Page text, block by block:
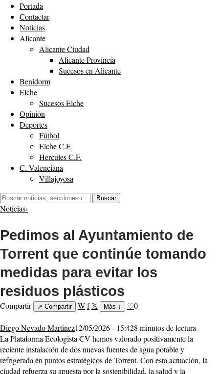
Portada
Contactar
Noticias
Alicante
Alicante Ciudad
Alicante Provincia
Sucesos en Alicante
Benidorm
Elche
Sucesos Elche
Opinión
Deportes
Fútbol
Elche C.F.
Hercules C.F.
C. Valenciana
Villajoyosa
Buscar:
Buscar
Noticias›
Pedimos al Ayuntamiento de
Torrent que continúe tomando
medidas para evitar los
residuos plásticos
Compartir ↗ Compartir Wf 𝕏 Más ↓ ♡0
Diego Nevado Martinez12/05/2026 - 15:428 minutos de lectura
La Plataforma Ecologista CV hemos valorado positivamente la
reciente instalación de dos nuevas fuentes de agua potable y
refrigerada en puntos estratégicos de Torrent. Con esta actuación, la
ciudad refuerza su apuesta por la sostenibilidad, lasaludy la